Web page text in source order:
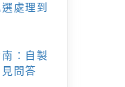
處理到
：自製
問答